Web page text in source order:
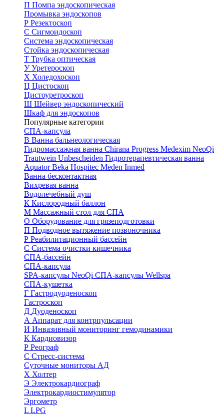
П Помпа эндоскопическая
Промывка эндоскопов
Р Резектоскоп
С Сигмоидоскоп
Система эндоскопическая
Стойка эндоскопическая
Т Трубка оптическая
УУретероскоп
Х Холедохоскоп
Ц Цистоскоп
Цистоуретроскоп
Ш Шейвер эндоскопический
Шкаф для эндоскопов
Популярные категории
СПА-капсула
В Ванна бальнеологическая
Гидромассажная ванна Chirana Progress Medexim NeoQi
Trautwein Unbescheiden Гидротерапевтическая ванна
AquatorBeka Hospitec Meden Inmed
Ванна бесконтактная
Вихревая ванна
Водолечебный душ
К Кислородный баллон
М Массажный стол для СПА
О Оборудование для грязеподготовки
П Подводное вытяжение позвоночника
Р Реабилитационный бассейн
С Система очистки кишечника
СПА-бассейн
СПА-капсула
SPA-капсулы NeoQi СПА-капсулы Wellspa
СПА-кушетка
Г Гастродуоденоскоп
Гастроскоп
Д Дуоденоскоп
А Аппарат для контрпульсации
И Инвазивный мониторинг гемодинамики
К Кардиовизор
Р Реограф
С Стресс-система
Суточные мониторы АД
Х Холтер
Э Электрокардиограф
Электрокардиостимулятор
Эргометр
L LPG